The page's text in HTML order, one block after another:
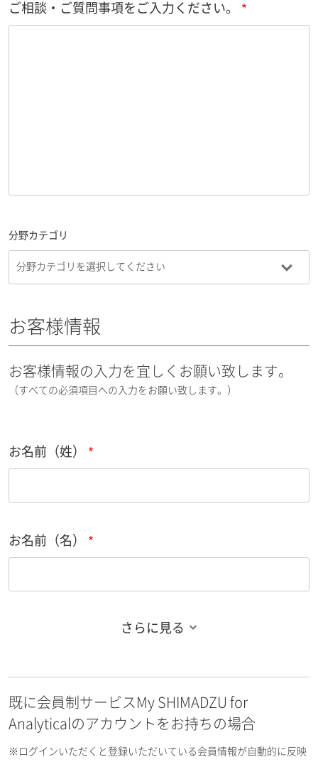
ご相談・ご質問事項をご入力ください。
分野カテゴリ
お客様情報
お客様情報の入力を宜しくお願い致します。
（すべての必須項目への入力をお願い致します。）
お名前（姓）
お名前（名）
お名前フリガナ（名）
さらに見る
既に会員制サービスMy SHIMADZU for
Analyticalのアカウントをお持ちの場合
※ログインいただくと登録いただいている会員情報が自動的に反映